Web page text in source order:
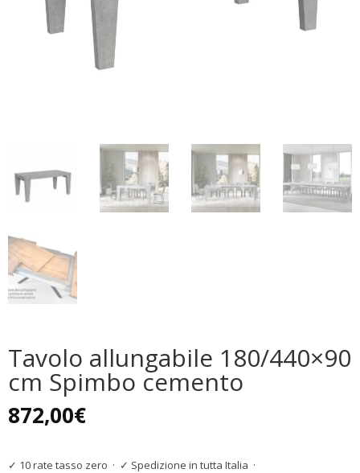
Tavolo allungabile 180/440×90
cm Spimbo cemento
872,00€
✓ 10 rate tasso zero · ✓ Spedizione in tutta Italia ·